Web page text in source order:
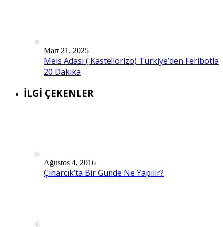
Mart 21, 2025
Meis Adası ( Kastellorizo) Türkiye’den Feribotla
20 Dakika
İLGİ ÇEKENLER
Ağustos 4, 2016
Çınarcık’ta Bir Günde Ne Yapılır?